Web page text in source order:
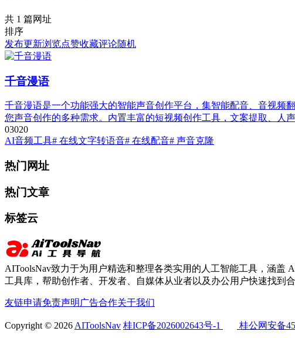
共 1 篇网址
排序
发布更新浏览点赞收藏评论随机
千音漫语
千音漫语是一个功能强大的智能声音创作平台，集智能配音、音视频
您声音创作的多种需求。内置丰富的短视频创作工具，文案提取、人
03020
AI音频工具# 在线文字转语音# 在线配音# 声音克隆
热门网址
热门文章
标签云
AIToolsNav致力于为用户精选和整理各类实用的人工智能工具，涵
工具库，帮助创作者、开发者、自媒体从业者以及办公用户快速找到
友链申请免责声明 广告合作关于我们
Copyright © 2026 AIToolsNav 桂ICP备2026002643号-1 桂公网安备